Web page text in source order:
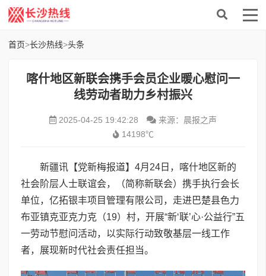
首页>长沙热线>头条
喀什地区新联会携手会员企业暖心慰问一
线劳动者助力乡村振兴
2025-04-25 19:42:28
来源：晨报之声
14198℃
新疆讯【党新梅报道】4月24日，喀什地区新的
社会阶层人士联谊会，（简称新联会）携手执行会长
单位，亿拓银丰项目管理有限公司，走进巴楚县色力
布亚镇克亚克力克（19）村，开展“新‘联’心·公益行”五
一劳动节慰问活动，以实际行动致敬基层一线工作
者，展现新时代社会责任担当。